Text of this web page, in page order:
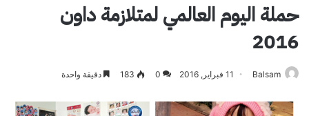
حملة اليوم العالمي لمتلازمة داون
2016
Balsam 11 فبراير, 2016 0
183 دقيقة واحدة